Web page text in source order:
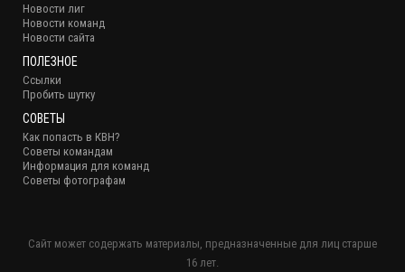
Новости лиг
Новости команд
Новости сайта
ПОЛЕЗНОЕ
Ссылки
Пробить шутку
СОВЕТЫ
Как попасть в КВН?
Советы командам
Информация для команд
Советы фотографам
Сайт может содержать материалы, предназначенные для лиц старше
16 лет.